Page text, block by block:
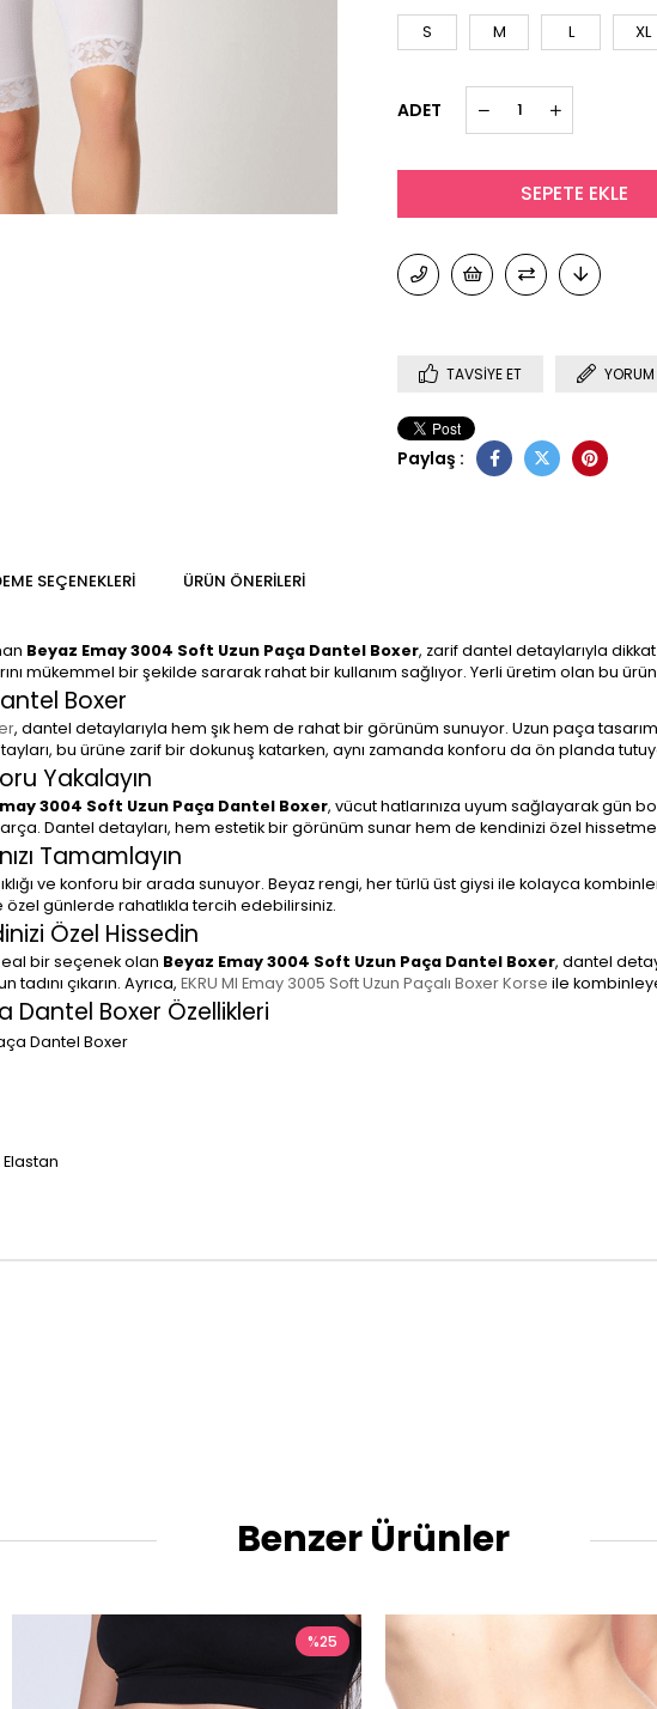
S M L XL
ADET
TAVSIYE ET
Paylaş :
SEÇENEKLERI ÜRÜN ÖNERILERI
Beyaz Emay 3004 Soft Uzun Paça Dantel Boxer, zarif dantel detaylarıyla
mükemmel bir şekilde sararak rahat bir kullanım sağlıyor. Yerli üretim olan bu
Boxer
, dantel detaylarıyla hem şık hem de rahat bir görünüm sunuyor. Uzun paça
bu ürüne zarif bir dokunuş katarken, aynı zamanda konforu da ön planda
Yakalayın
3004 Soft Uzun Paça Dantel Boxer, vücut hatlarınıza uyum sağlayarak gün
Dantel detayları, hem estetik bir görünüm sunar hem de kendinizi özel
Tamamlayın
ve konforu bir arada sunuyor. Beyaz rengi, her türlü üst giysi ile kolayca
günlerde rahatlıkla tercih edebilirsiniz.
Özel Hissedin
bir seçenek olan Beyaz Emay 3004 Soft Uzun Paça Dantel Boxer, dantel
çıkarın. Ayrıca, EKRU MI Emay 3005 Soft Uzun Paçalı Boxer Korse ile
Dantel Boxer Özellikleri
Dantel Boxer
Benzer Ürünler
%25